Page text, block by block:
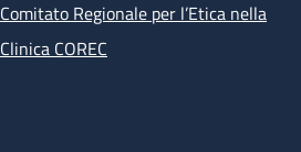
Comitato Regionale per l’Etica nella
Clinica COREC